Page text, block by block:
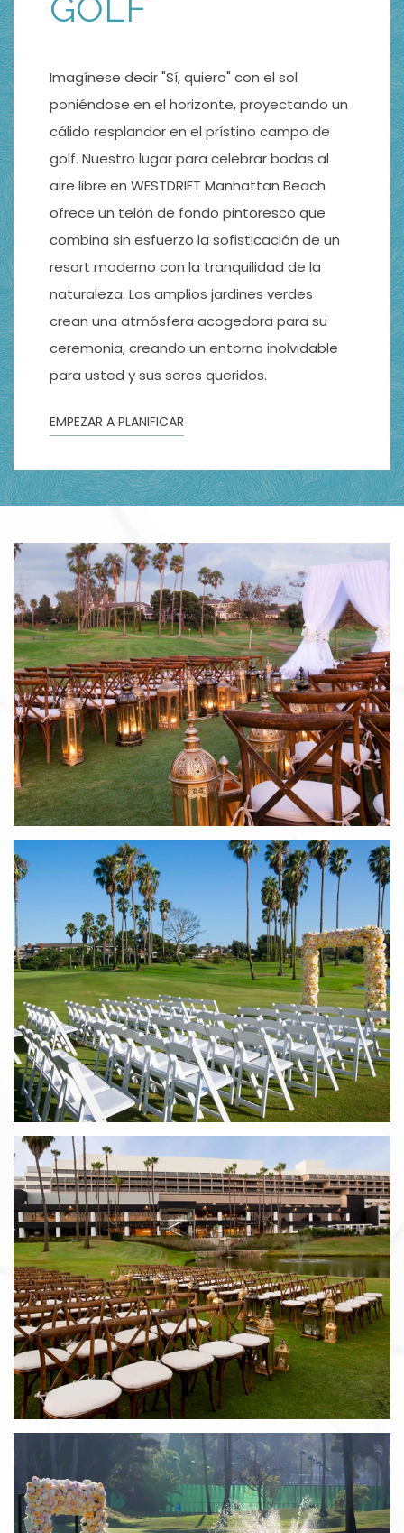
GOLF
Imagínese decir "Sí, quiero" con el sol
poniéndose en el horizonte, proyectando un
cálido resplandor en el prístino campo de
golf. Nuestro lugar para celebrar bodas al
aire libre en WESTDRIFT Manhattan Beach
ofrece un telón de fondo pintoresco que
combina sin esfuerzo la sofisticación de un
resort moderno con la tranquilidad de la
naturaleza. Los amplios jardines verdes
crean una atmósfera acogedora para su
ceremonia, creando un entorno inolvidable
para usted y sus seres queridos.
EMPEZAR A PLANIFICAR